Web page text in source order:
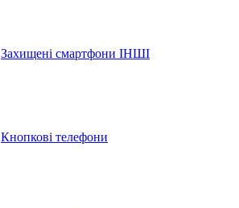
Захищені смартфони ІНШІ
Кнопкові телефони